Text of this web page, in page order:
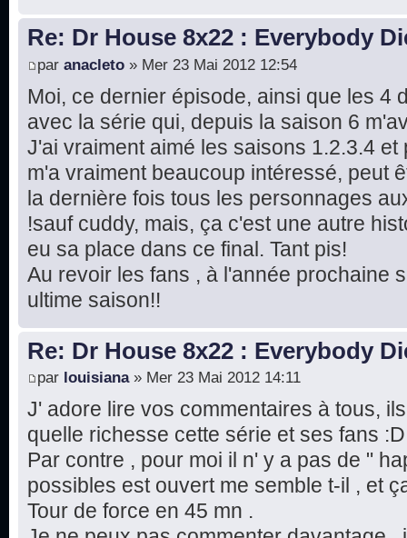
Re: Dr House 8x22 : Everybody
par anacleto » Mer 23 Mai 2012 12:54
Moi, ce dernier épisode, ainsi que les 4
avec la série qui, depuis la saison 6
J'ai vraiment aimé les saisons 1.2.3.4 et
m'a vraiment beaucoup intéressé, peut
la dernière fois tous les personnages
!sauf cuddy, mais, ça c'est une autre
eu sa place dans ce final. Tant pis!
Au revoir les fans , à l'année prochaine
ultime saison!!
Re: Dr House 8x22 : Everybody
par louisiana» Mer 23 Mai 2012 14:11
J' adore lire vos commentaires à tous,
quelle richesse cette série et ses fans :D
Par contre , pour moi il n' y a pas de "
possibles est ouvert me semble t-il , et
Tour de force en 45 mn .